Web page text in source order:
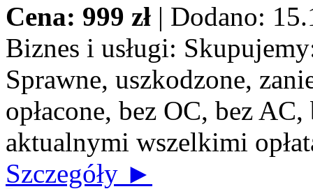
Cena: 999 zł | Dodano:
Biznes i usługi:
Sprawne, uszkodzone,
opłacone, bez OC, bez
aktualnymi wszelkimi
Szczegóły ►